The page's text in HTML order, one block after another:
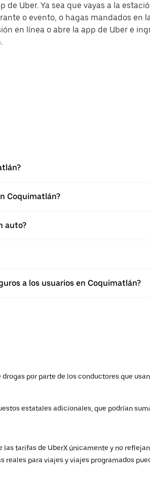
Uber. Ya sea que vayas a la
o evento, o hagas mandados en
en línea o abre la app de Uber e
Coquimatlán?
auto?
a los usuarios en Coquimatlán?
por parte de los conductores que
estatales adicionales, que podrían
tarifas de UberX únicamente y no
para viajes y viajes programados